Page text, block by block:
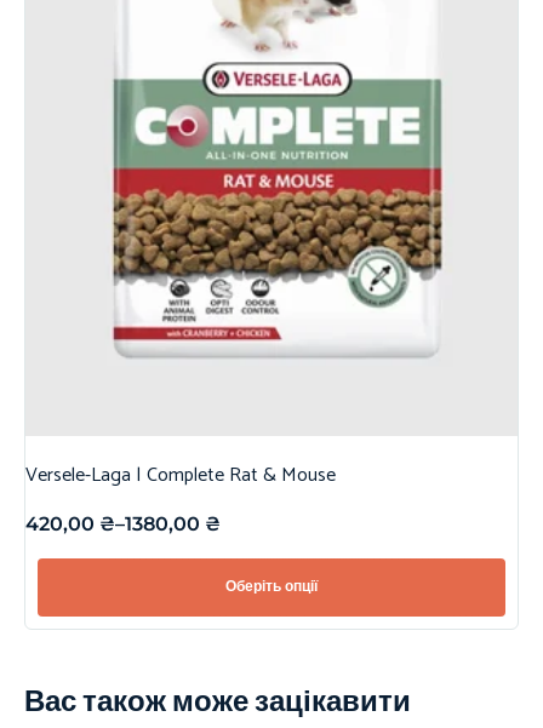
Versele-Laga | Complete Rat & Mouse
420,00 ₴–1380,00 ₴
Оберіть опції
Вас також може зацікавити